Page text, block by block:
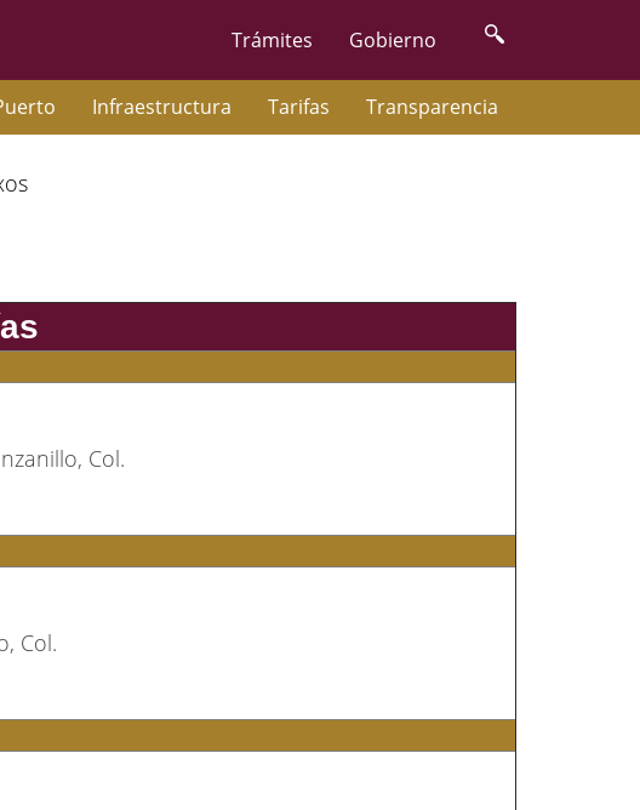
Trámites Gobierno
Infraestructura Tarifas Transparencia
Col.
Col.